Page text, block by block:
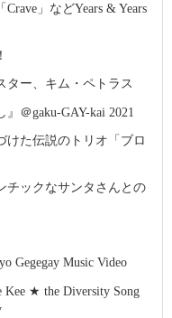
」などYears & Years
ター、キム・ペトラス
＠gaku-GAY-kai 2021
けた伝説のトリオ「ブロ
チックなサンタさんとの
Gegegay Music Video
Kee ★ the Diversity Song